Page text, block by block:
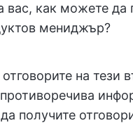
вас, как можете
мениджър?
на
получите